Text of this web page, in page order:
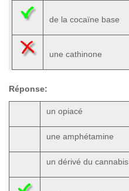
de la cocaïne base
une cathinone
Réponse:
un opiacé
une amphétamine
un dérivé du cannabis